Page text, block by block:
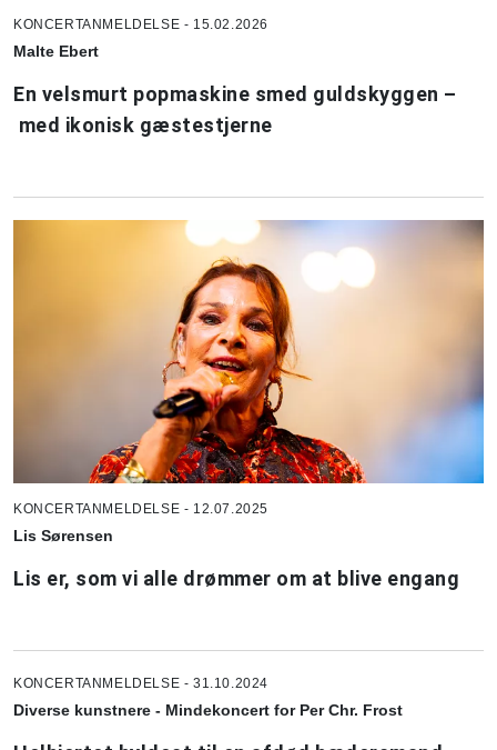
KONCERTANMELDELSE - 15.02.2026
Malte Ebert
En velsmurt popmaskine smed guldskyggen –
med ikonisk gæstestjerne
KONCERTANMELDELSE - 12.07.2025
Lis Sørensen
Lis er, som vi alle drømmer om at blive engang
KONCERTANMELDELSE - 31.10.2024
Diverse kunstnere - Mindekoncert for Per Chr. Frost